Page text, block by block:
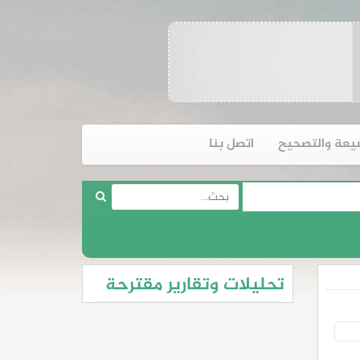
والتصحيح اتصل بنا
تحليلات وتقارير مقترحة